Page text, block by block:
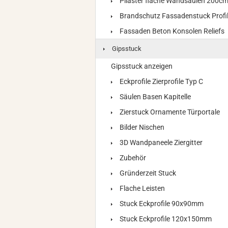
Brandschutz Fassadenstuck
Fassaden Beton Konsolen Reliefs
Gipsstuck
Gipsstuck anzeigen
Eckprofile Zierprofile Typ C
Säulen Basen Kapitelle
Zierstuck Ornamente Türportale
Bilder Nischen
3D Wandpaneele Ziergitter
Zubehör
Gründerzeit Stuck
Flache Leisten
Stuck Eckprofile 90x90mm
Stuck Eckprofile 120x150mm